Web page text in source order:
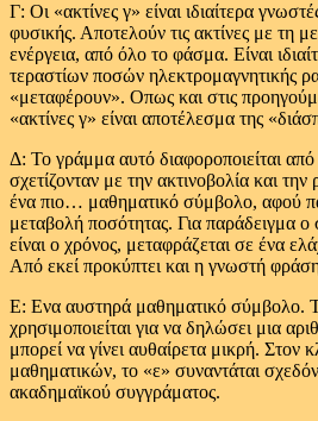
Γ: Οι «ακτίνες γ» είναι ιδιαίτερα
φυσικής. Αποτελούν τις ακτίνες με τη
ενέργεια, από όλο το φάσμα. Είναι
τεραστίων ποσών ηλεκτρομαγνητικής
«μεταφέρουν». Οπως και στις
«ακτίνες γ» είναι αποτέλεσμα της
Δ: Το γράμμα αυτό διαφοροποιείται
σχετίζονταν με την ακτινοβολία και την
ένα πιο… μαθηματικό σύμβολο, αφού
μεταβολή ποσότητας. Για παράδειγμα
είναι ο χρόνος, μεταφράζεται σε ένα
Από εκεί προκύπτει και η γνωστή
Ε: Ενα αυστηρά μαθηματικό σύμβολο.
χρησιμοποιείται για να δηλώσει μια
μπορεί να γίνει αυθαίρετα μικρή.
μαθηματικών, το «ε» συναντάται
ακαδημαϊκού συγγράματος.